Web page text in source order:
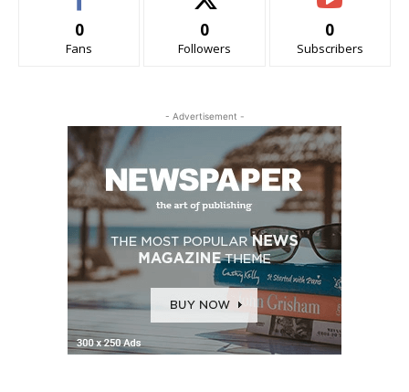
0
Fans
0
Followers
0
Subscribers
- Advertisement -